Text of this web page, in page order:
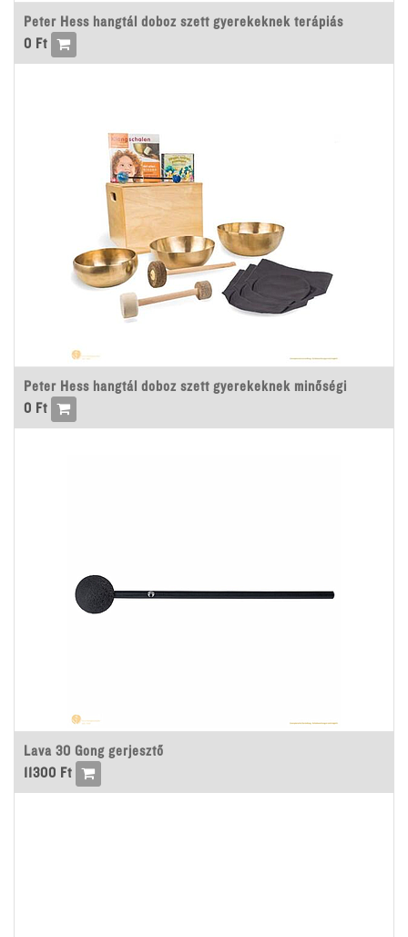
Peter Hess hangtál doboz szett gyerekeknek terápiás
0 Ft
Peter Hess hangtál doboz szett gyerekeknek minőségi
0 Ft
Lava 30 Gong gerjesztő
11300 Ft